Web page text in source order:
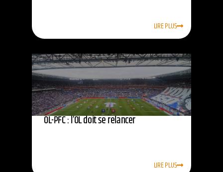
LIRE PLUS
OL-PFC : l’OL doit se relancer
LIRE PLUS